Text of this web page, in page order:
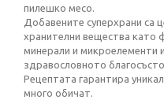
пилешко месо.
Добавените суперхрани са
хранителни вещества като
минерали и микроелементи
здравословното
Рецептата гарантира
много обичат.